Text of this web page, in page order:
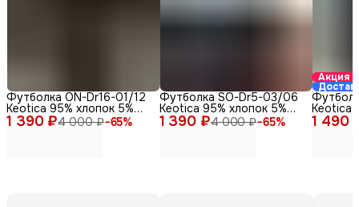
1 390 ₽4 000 ₽−65%
Футболка ON-Dr16-01/12
Keotica 95% хлопок 5%
лайкра черная 58 1 390 ₽4 000 ₽−65%
Футболка SO-Dr5-03/06
Keotica 95% хлопок 5%
лайкра, серая 46
Акция
1 490
Keotica
60-62